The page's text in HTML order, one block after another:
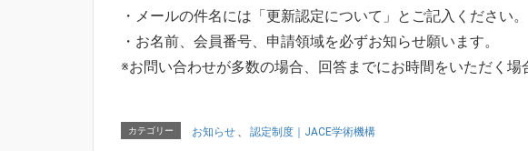
・メールの件名には「更新認定について」とご記入ください。
・お名前、会員番号、申請領域を必ずお知らせ願います。
※お問い合わせが多数の場合、回答までにお時間をいただく場
カテゴリー お知らせ 、 認定制度｜JACE学術機構